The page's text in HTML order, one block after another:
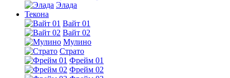
Элада
Текона
Вайт 01
Вайт 02
Мулино
Страто
Фрейм 01
Фрейм 02